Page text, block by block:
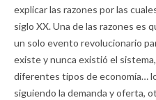
explicar las razones por las
siglo XX. Una de las razones es
un solo evento revolucionario
existe y nunca existió el
diferentes tipos de economía…
siguiendo la demanda y oferta,